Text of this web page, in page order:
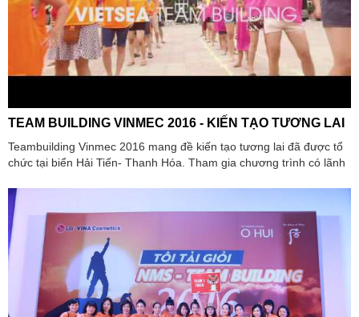
TEAM BUILDING VINMEC 2016 - KIẾN TẠO TƯƠNG LAI
Teambuilding Vinmec 2016 mang đề kiến tạo tương lai đã được tổ
chức tại biển Hải Tiến- Thanh Hóa. Tham gia chương trình có lãnh